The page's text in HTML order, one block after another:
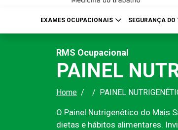
EXAMES OCUPACIONAIS SEGURANÇA
RMS Ocupacional
PAINEL
Home PAINEL
O Painel Nutrigenético do Mais
dietas e hábitos alimentares.